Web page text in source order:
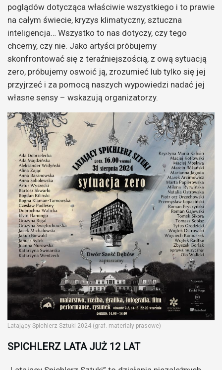
poglądów dotycząca właściwie wszystkiego i to prawie
na całym świecie, kryzys klimatyczny, sztuczna
inteligencja… Wszystko to nas dotyczy, czy tego
chcemy, czy nie. Jako artyści próbujemy
skonfrontować się z teraźniejszością, z ową sytuacją
zero, próbujemy oswoić ją, zrozumieć lub tylko się jej
przyjrzeć i za pomocą naszych wypowiedzi nadać jej
własne sensy – wskazują organizatorzy.
Latający Spichlerz Sztuki 2024 (graf. materiały prasowe)
SPICHLERZ LATA JUŻ 12 LAT